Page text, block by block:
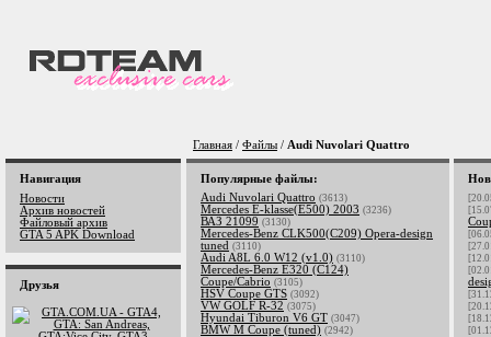
Главная / Файлы / Audi Nuvolari Quattro
Навигация
Новости
Архив новостей
Файловый архив
GTA 5 APK Download
Друзья
Популярные файлы:
Audi Nuvolari Quattro (3613)
Mercedes E-klasse(E500) 2003 (3236)
ВАЗ 21099 (3130)
Mercedes-Benz CLK500(C209) Opera-design
tuned (3110)
Audi A8L 6.0 W12 (v1.0) (3110)
Mercedes-Benz E320 (C124)
Coupe/Cabrio (3105)
HSV Coupe GTS (3092)
VW GOLF R-32 (3075)
Hyundai Tiburon V6 GT (3047)
BMW M Coupe (tuned) (2942)